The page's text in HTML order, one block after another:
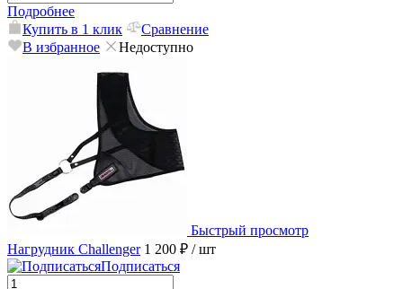
Подробнее
Купить в 1 клик
Сравнение
В избранное
Недоступно
Быстрый просмотр
Нагрудник Challenger 1 200 ₽ / шт
Подписаться